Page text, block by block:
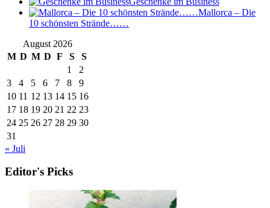
Mallorca – Die
10 schönsten Strände……
August 2026
M D M D F S
S
1
2
3
4 5 6 7 8
9
10 11 12 13 14 15 16
17 18 19 20 21 22 23
24 25 26 27 28 29 30
31
« Juli
Editor's Picks